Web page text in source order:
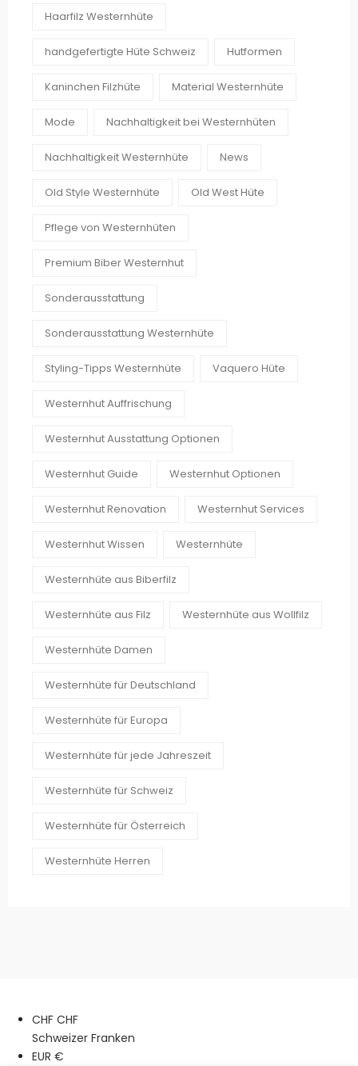
Haarfilz Westernhüte
handgefertigte Hüte Schweiz Hutformen
Kaninchen Filzhüte Material Westernhüte
Mode Nachhaltigkeit bei Westernhüten
Nachhaltigkeit Westernhüte News
Old Style Westernhüte Old West Hüte
Pflege von Westernhüten
Premium Biber Westernhut
Sonderausstattung
Sonderausstattung Westernhüte
Styling-Tipps Westernhüte Vaquero Hüte
Westernhut Auffrischung
Westernhut Ausstattung Optionen
Westernhut Guide Westernhut Optionen
Westernhut Renovation Westernhut Services
Westernhut Wissen Westernhüte
Westernhüte aus Biberfilz
Westernhüte aus Filz Westernhüte aus Wollfilz
Westernhüte Damen
Westernhüte für Deutschland
Westernhüte für Europa
Westernhüte für jede Jahreszeit
Westernhüte für Schweiz
Westernhüte für Österreich
Westernhüte Herren
CHF CHF
Schweizer Franken
EUR €